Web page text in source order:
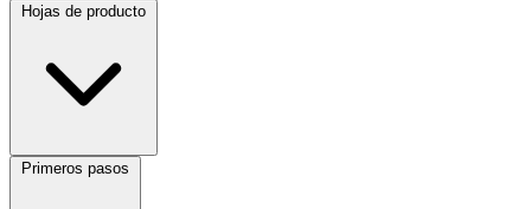
Hojas de producto
Primeros pasos